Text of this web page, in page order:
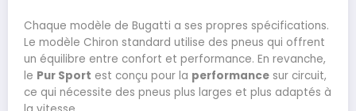
Chaque modèle de Bugatti a ses propres spécifications.
Le modèle Chiron standard utilise des pneus qui offrent
un équilibre entre confort et performance. En revanche,
le Pur Sport est conçu pour la performance sur circuit,
ce qui nécessite des pneus plus larges et plus adaptés à